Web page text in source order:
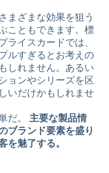
まざまな効果を狙う
こともできます。標
イスカードでは、
ルすぎるとお考えの
しれません。あるい
ョンやシリーズを区
いだけかもしれませ
だ。 主要な製品情
ブランド要素を盛り
魅了する。